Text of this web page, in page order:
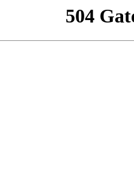
504